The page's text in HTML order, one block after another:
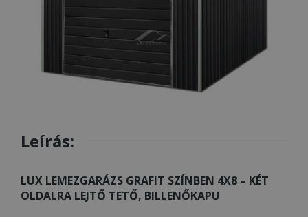
Leírás:
LUX LEMEZGARÁZS GRAFIT SZÍNBEN 4X8 – KÉT
OLDALRA LEJTŐ TETŐ, BILLENŐKAPU